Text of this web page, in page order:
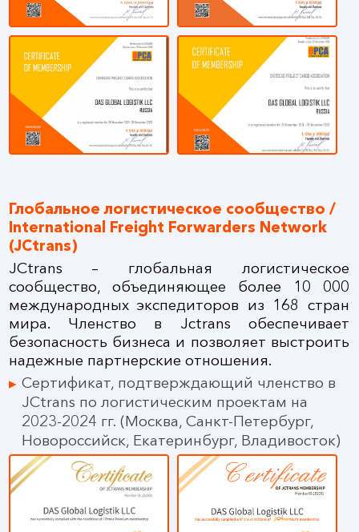
Глобальное логистическое сообщество /
International Freight Forwarders Network
(JCtrans)
JCtrans – глобальная логистическое
сообщество, объединяющее более 10 000
международных экспедиторов из 168 стран
мира. Членство в Jctrans обеспечивает
безопасность бизнеса и позволяет выстроить
надежные партнерские отношения.
Сертификат, подтверждающий членство в
JCtrans по логистическим проектам на
2023-2024 гг. (Москва, Санкт-Петербург,
Новороссийск, Екатеринбург, Владивосток)